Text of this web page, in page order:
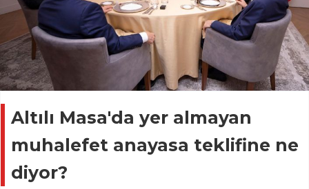
Altılı Masa'da yer almayan
muhalefet anayasa teklifine ne
diyor?